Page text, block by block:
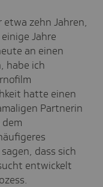
etwa zehn Jahren,
Jahre
an einen
habe ich
hatte einen
Partnerin
dass sich
entwickelt